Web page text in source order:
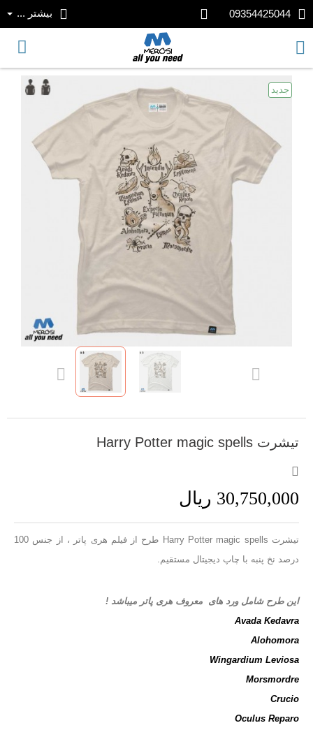
09354425044 بیشتر ...
جدید
تیشرت Harry Potter magic spells
30,750,000 ریال
تیشرت Harry Potter magic spells طرح از فیلم هری پاتر ، از جنس 100
درصد نخ پنبه با چاپ دیجیتال مستقیم.
این طرح شامل ورد های معروف هری پاتر میباشد !
Avada Kedavra
Alohomora
Wingardium Leviosa
Morsmordre
Crucio
Oculus Reparo